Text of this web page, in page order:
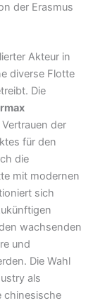
der Erasmus
Akteur in
diverse Flotte
Die
der
für den
die
mit modernen
sich
wachsenden
und
Die Wahl
als
chinesische